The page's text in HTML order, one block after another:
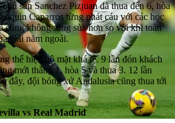
sân Sanchez Pizjuan đã thua đến 6, hòa
Caparros từng phát cáu với các học
cũng không sáng sủa hơn so với khi toàn
giải năm ngoái.
thể hiện bộ mặt khá tệ. 9 lần đón khách
mới thắng 1, hòa 5 và thua 3. 12 lần
đây, đội bóng xứ Andalusia cũng thua tới
vs Real Madrid